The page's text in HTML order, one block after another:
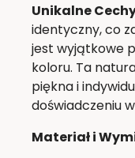
Unikalne
identyczny, co
jest wyjątkowe
koloru. Ta
piękna i
doświadczeniu
Materiał i